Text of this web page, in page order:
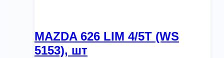
MAZDA 626 LIM 4/5T (WS
5153), шт